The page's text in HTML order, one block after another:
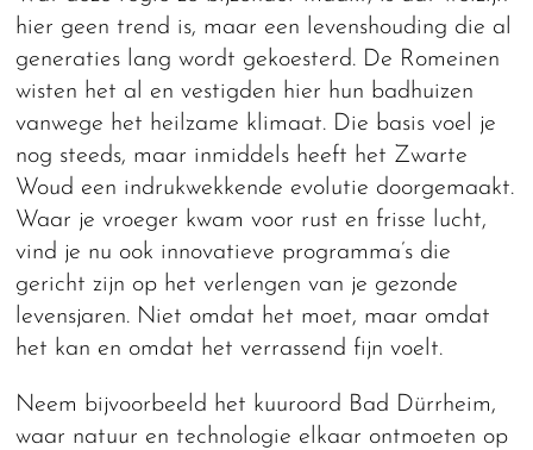
hier geen trend is, maar een levenshouding die al
generaties lang wordt gekoesterd. De Romeinen
wisten het al en vestigden hier hun badhuizen
vanwege het heilzame klimaat. Die basis voel je
nog steeds, maar inmiddels heeft het Zwarte
Woud een indrukwekkende evolutie doorgemaakt.
Waar je vroeger kwam voor rust en frisse lucht,
vind je nu ook innovatieve programma’s die
gericht zijn op het verlengen van je gezonde
levensjaren. Niet omdat het moet, maar omdat
het kan en omdat het verrassend fijn voelt.
Neem bijvoorbeeld het kuuroord Bad Dürrheim,
waar natuur en technologie elkaar ontmoeten op